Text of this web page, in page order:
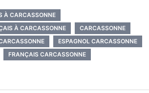
À CARCASSONNE
À CARCASSONNE
CARCASSONNE
ESPAGNOL CARCASSONNE
FRANÇAIS CARCASSONNE